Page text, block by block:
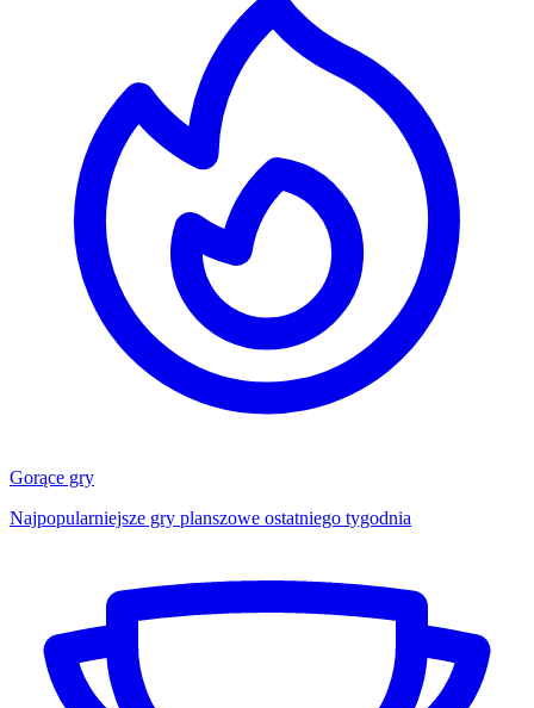
Gorące gry
Najpopularniejsze gry planszowe ostatniego tygodnia